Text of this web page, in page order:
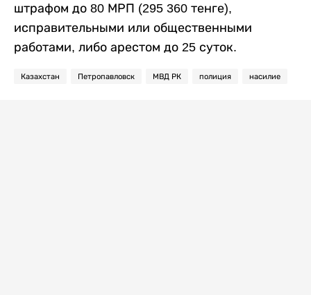
штрафом до 80 МРП (295 360 тенге),
исправительными или общественными
работами, либо арестом до 25 суток.
Казахстан Петропавловск МВД РК полиция насилие